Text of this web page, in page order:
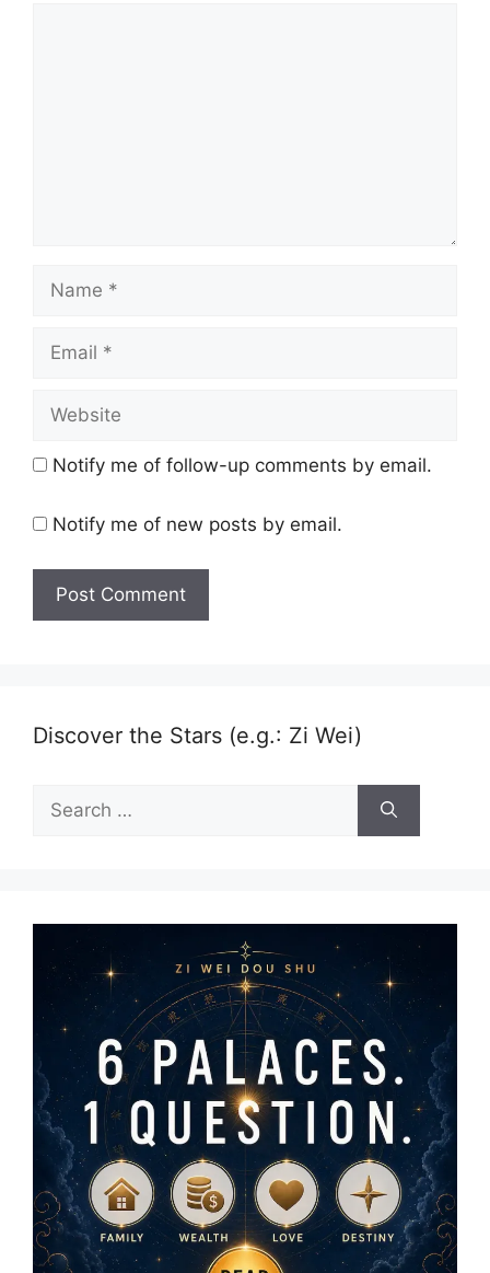
Name
Email
Website
Notify me of follow-up comments by email.
Notify me of new posts by email.
Discover the Stars (e.g.: Zi Wei)
Search
for: